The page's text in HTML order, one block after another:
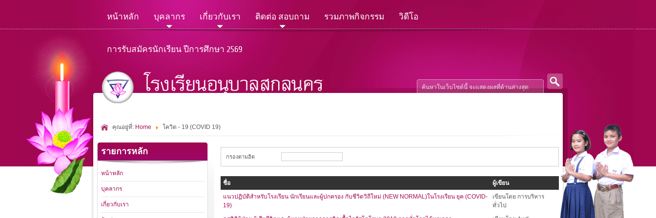
หน้าหลัก บุคลากร เกี่ยวกับเรา ติดต่อ สอบถาม รวมภาพกิจกรรม วิดีโอ
การรับสมัครนักเรียน ปีการศึกษา 2569
คุณอยู่ที่: Home โควิด - 19 (COVID 19)
กรองตามฮิต
ชื่อ
ผู้เขียน
แนวปฏิบัติสำหรับโรงเรียน นักเรียนและผู้ปกครอง กับชีวิตวิถีใหม่ (NEW NORMAL)ในโรงเรียน ยุค (COVID-
19)
เขียนโดย การบริหาร
ทั่วไป
รายการหลัก
หน้าหลัก
บุคลากร
เกี่ยวกับเรา